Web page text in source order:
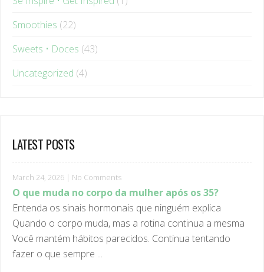
Smoothies
(22)
Sweets • Doces
Uncategorized(4)
O que muda no corpo da mulher após os 35?
Entenda os sinais hormonais que ninguém explica
Quando o corpo muda, mas a rotina continua a mesma
Você mantém hábitos parecidos. Continua tentando
fazer o que sempre ...